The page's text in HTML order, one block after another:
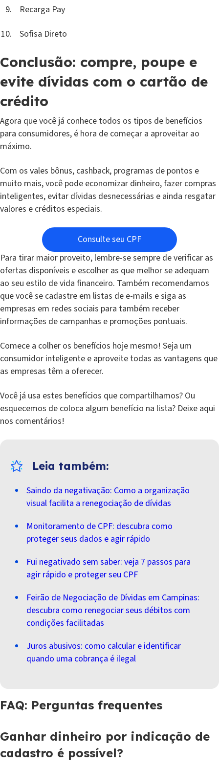
Recarga Pay
Sofisa Direto
Conclusão: compre, poupe e
evite dívidas com o cartão de
crédito
Agora que você já conhece todos os tipos de benefícios
para consumidores, é hora de começar a aproveitar ao
máximo.
Com os vales bônus, cashback, programas de pontos e
muito mais, você pode economizar dinheiro, fazer compras
inteligentes, evitar dívidas desnecessárias e ainda resgatar
valores e créditos especiais.
Consulte seu CPF
Para tirar maior proveito, lembre-se sempre de verificar as
ofertas disponíveis e escolher as que melhor se adequam
ao seu estilo de vida financeiro. Também recomendamos
que você se cadastre em listas de e-mails e siga as
empresas em redes sociais para também receber
informações de campanhas e promoções pontuais.
Comece a colher os benefícios hoje mesmo! Seja um
consumidor inteligente e aproveite todas as vantagens que
as empresas têm a oferecer.
Você já usa estes benefícios que compartilhamos? Ou
esquecemos de coloca algum benefício na lista? Deixe aqui
nos comentários!
Saindo da negativação: Como a organização
visual facilita a renegociação de dívidas
Monitoramento de CPF: descubra como
proteger seus dados e agir rápido
Fui negativado sem saber: veja 7 passos para
agir rápido e proteger seu CPF
Feirão de Negociação de Dívidas em Campinas:
descubra como renegociar seus débitos com
condições facilitadas
Juros abusivos: como calcular e identificar
quando uma cobrança é ilegal
FAQ: Perguntas frequentes
Ganhar dinheiro por indicação de
cadastro é possível?